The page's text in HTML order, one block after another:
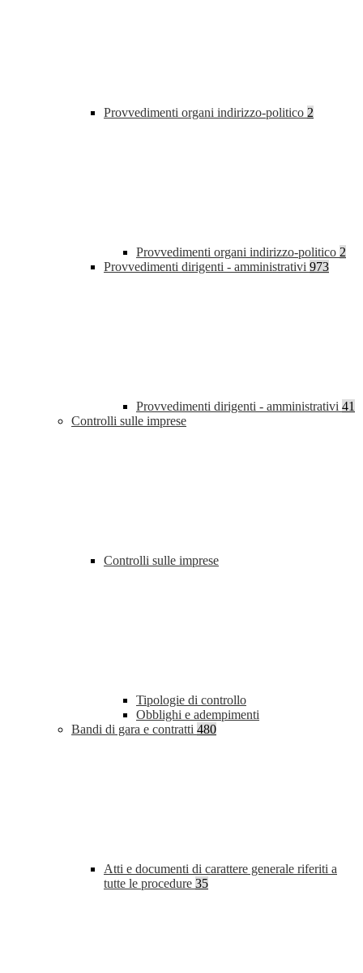
Provvedimenti organi indirizzo-politico 2
Provvedimenti organi indirizzo-politico 2
Provvedimenti dirigenti - amministrativi 973
Provvedimenti dirigenti - amministrativi 41
Controlli sulle imprese
Controlli sulle imprese
Tipologie di controllo
Obblighi e adempimenti
Bandi di gara e contratti 480
Atti e documenti di carattere generale riferiti a
tutte le procedure 35